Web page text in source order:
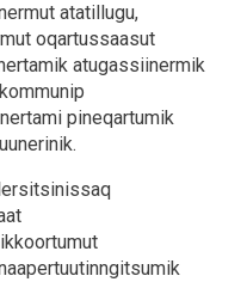
atatillugu,
oqartussaasut
atugassiinermik
pineqartumik